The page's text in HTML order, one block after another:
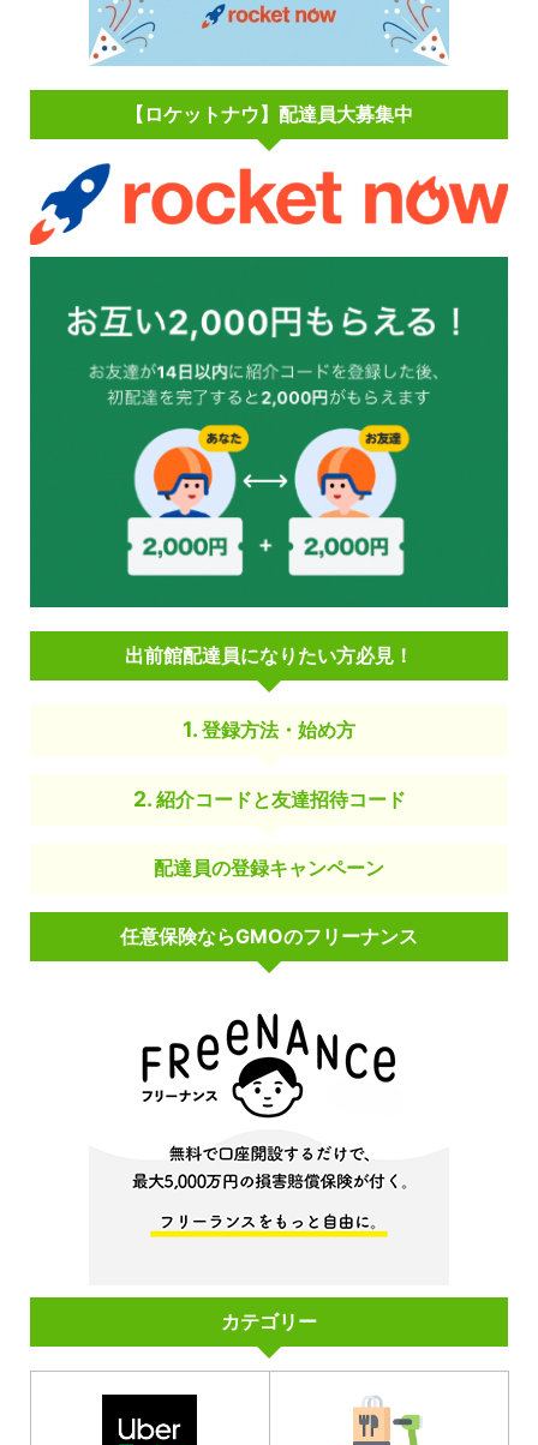
【ロケットナウ】配達員大募集中
出前館配達員になりたい方必見！
登録方法・始め方
紹介コードと友達招待コード
配達員の登録キャンペーン
任意保険ならGMOのフリーナンス
カテゴリー